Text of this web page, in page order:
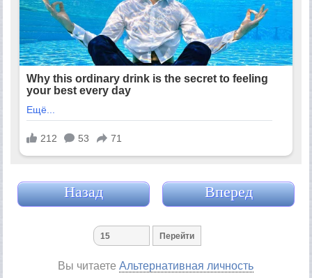
Назад Вперед
Вы читаетеАльтернативная личность